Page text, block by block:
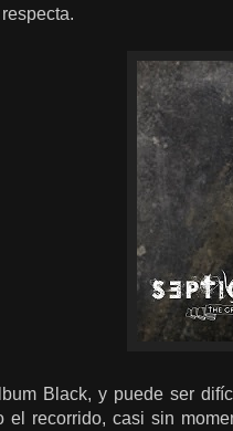
Black, y puede ser
el recorrido, casi sin